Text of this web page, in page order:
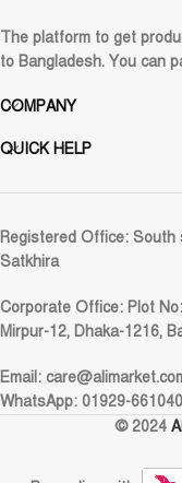
The platform to get
to Bangladesh. You can
COMPANY
QUICK HELP
Registered Office: South
Satkhira
Corporate Office: Plot
Mirpur-12, Dhaka-1216,
Email:
WhatsApp: 01929-661040
© 2024